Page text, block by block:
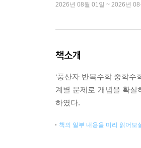
2026년 08월 01일 ~ 2026년 08
책소개
‘풍산자 반복수학 중학
계별 문제로 개념을 확
하였다.
책의 일부 내용을 미리 읽어보